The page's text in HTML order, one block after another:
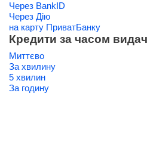
Через BankID
Через Дію
на карту ПриватБанку
Кредити за часом
Миттєво
За хвилину
5 хвилин
За годину